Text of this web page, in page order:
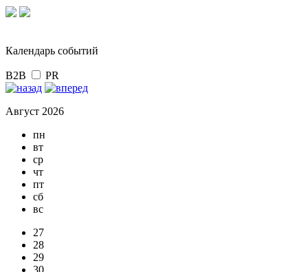
Календарь событий
B2B PR
Август 2026
пн
вт
ср
чт
пт
сб
вс
27
28
29
30